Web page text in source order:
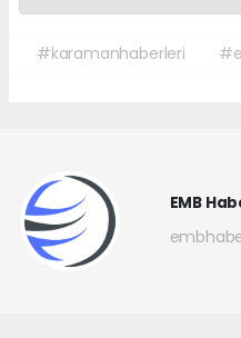
#karamanhaberleri
EMB